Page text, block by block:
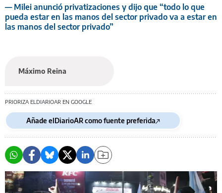
— Milei anunció privatizaciones y dijo que “todo lo que
pueda estar en las manos del sector privado va a estar en
las manos del sector privado”
Máximo Reina
PRIORIZA ELDIARIOAR EN GOOGLE
Añade elDiarioAR como fuente preferida